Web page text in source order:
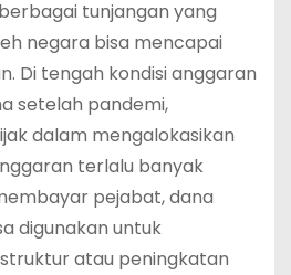
tunjangan yang
negara bisa mencapai
Di tengah kondisi anggaran
setelah pandemi,
dalam mengalokasikan
terlalu banyak
pejabat, dana
digunakan untuk
atau peningkatan